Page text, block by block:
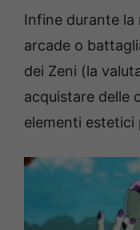
Infine durante
arcade o
dei Zeni (la
acquistare delle
elementi estetici